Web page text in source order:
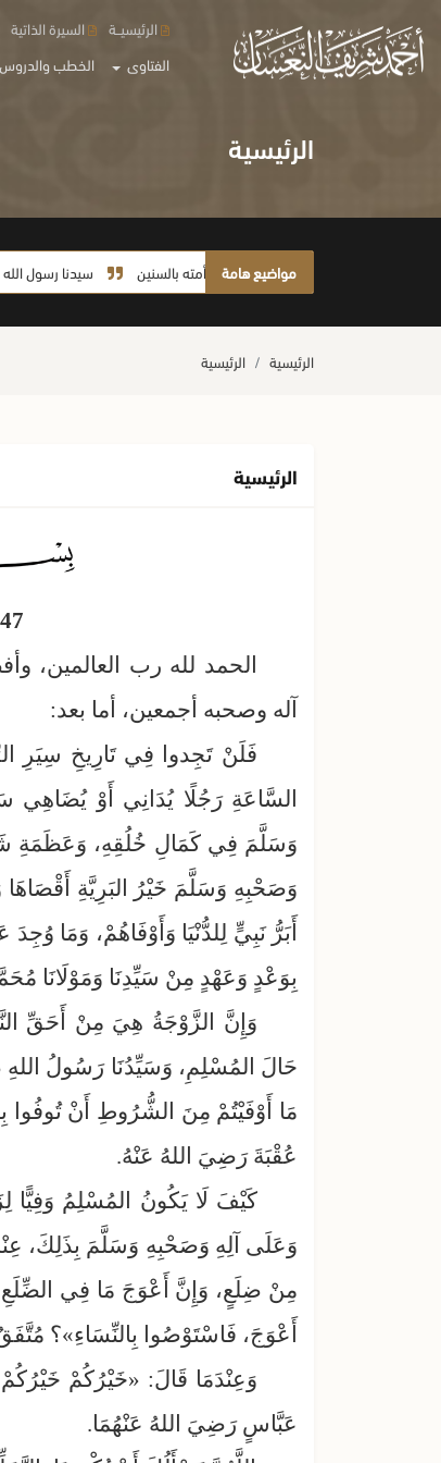
الفتاوى الخطب والدروس
الرئيسيــة السيرة الذاتية
الرئيسية
مواضيع هامة
لا يأخذ أمته بالسنين سيدنا رسول الله ﷺ
الرئيسية الرئيسية
الرئيسية
147ـ أحق
الحمد لله رب العالمين،
آله وصحبه أجمعين، أما بعد:
فَلَنْ تَجِدوا فِي تَارِيخِ سِيَرِ
السَّاعَةِ رَجُلًا يُدَانِي أَوْ
وَسَلَّمَ فِي كَمَالِ خُلُقِهِ، وَعَظَمَةِ
وَصَحْبِهِ وَسَلَّمَ خَيْرُ البَرِيَّةِ
أَبَرُّ نَبِيٍّ لِلدُّنْيَا وَأَوْفَاهُمْ، وَمَا
بِوَعْدٍ وَعَهْدٍ مِنْ سَيِّدِنَا وَمَوْلَانَا
وَإِنَّ الزَّوْجَةُ هِيَ مِنْ أَحَقِّ
حَالَ المُسْلِمِ، وَسَيِّدُنَا رَسُولُ
مَا أَوْفَيْتُمْ مِنَ الشُّرُوطِ أَنْ تُوفُوا
عُقْبَةَ رَضِيَ اللهُ عَنْهُ.
كَيْفَ لَا يَكُونُ المُسْلِمُ وَفِيًّا
وَعَلَى آلِهِ وَصَحْبِهِ وَسَلَّمَ بِذَلِكَ،
مِنْ ضِلَعٍ، وَإِنَّ أَعْوَجَ مَا فِي الضِّلَعِ
أَعْوَجَ، فَاسْتَوْصُوا بِالنِّسَاءِ»؟
وَعِنْدَمَا قَالَ: «خَيْرُكُمْ خَيْرُكُمْ
عَبَّاسٍ رَضِيَ اللهُ عَنْهُمَا.